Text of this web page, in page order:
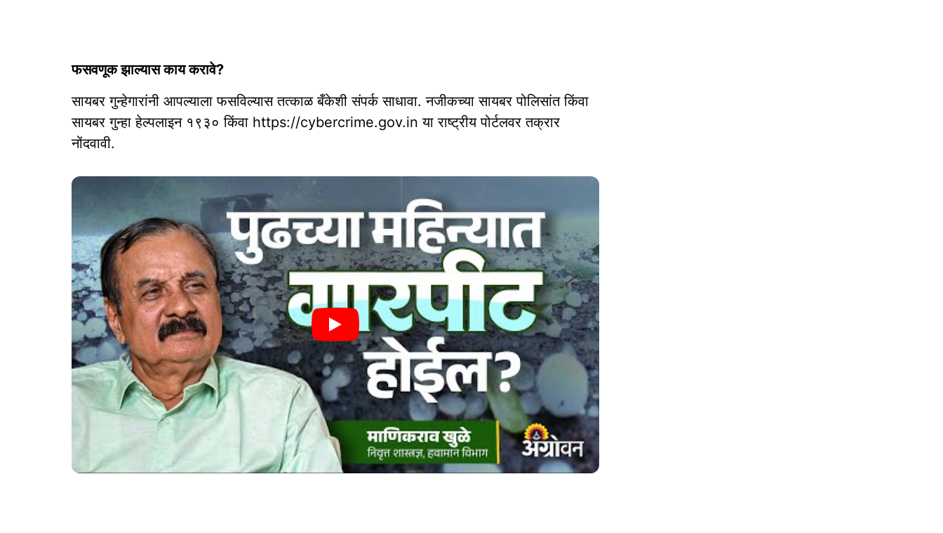
फसवणूक झाल्यास काय करावे?
सायबर गुन्हेगारांनी आपल्याला फसविल्यास तत्काळ बँकेशी संपर्क साधावा. नजीकच्या सायबर पोलिसांत किंवा
सायबर गुन्हा हेल्पलाइन १९३० किंवा https://cybercrime.gov.in या राष्ट्रीय पोर्टलवर तक्रार
नोंदवावी.